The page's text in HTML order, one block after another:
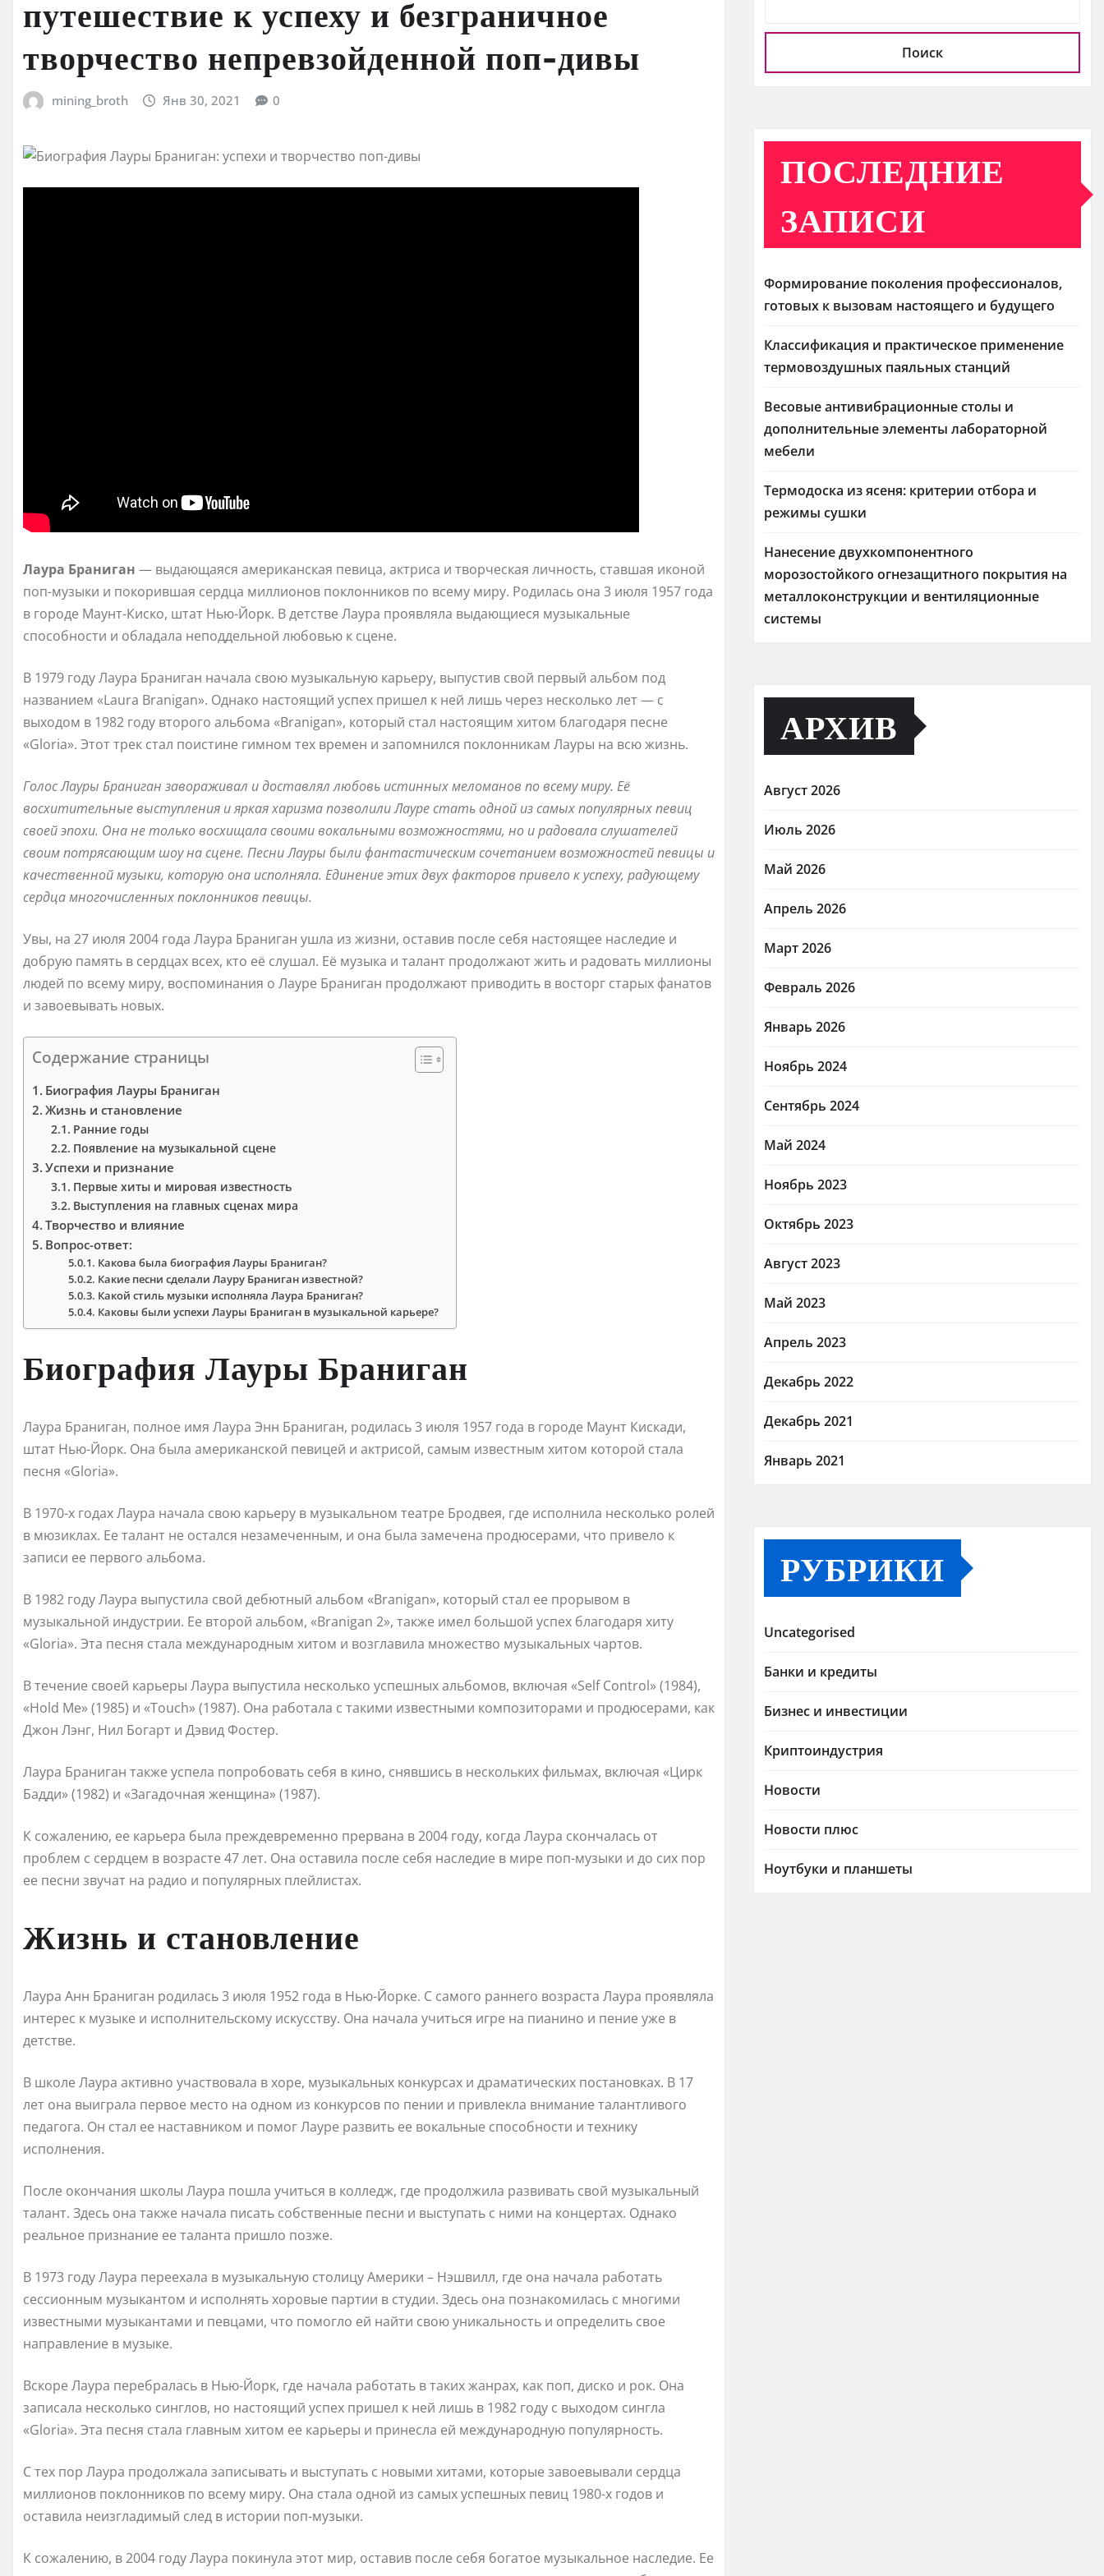
путешествие к успеху и безграничное
творчество непревзойденной поп-дивы
mining_broth Янв 30, 2021 0
Лаура Браниган — выдающаяся американская певица, актриса и творческая личность, ставшая иконой
поп-музыки и покорившая сердца миллионов поклонников по всему миру. Родилась она 3 июля 1957 года
в городе Маунт-Киско, штат Нью-Йорк. В детстве Лаура проявляла выдающиеся музыкальные
способности и обладала неподдельной любовью к сцене.
В 1979 году Лаура Браниган начала свою музыкальную карьеру, выпустив свой первый альбом под
названием «Laura Branigan». Однако настоящий успех пришел к ней лишь через несколько лет — с
выходом в 1982 году второго альбома «Branigan», который стал настоящим хитом благодаря песне
«Gloria». Этот трек стал поистине гимном тех времен и запомнился поклонникам Лауры на всю жизнь.
Голос Лауры Браниган завораживал и доставлял любовь истинных меломанов по всему миру. Её
восхитительные выступления и яркая харизма позволили Лауре стать одной из самых популярных певиц
своей эпохи. Она не только восхищала своими вокальными возможностями, но и радовала слушателей
своим потрясающим шоу на сцене. Песни Лауры были фантастическим сочетанием возможностей певицы и
качественной музыки, которую она исполняла. Единение этих двух факторов привело к успеху, радующему
сердца многочисленных поклонников певицы.
Увы, на 27 июля 2004 года Лаура Браниган ушла из жизни, оставив после себя настоящее наследие и
добрую память в сердцах всех, кто её слушал. Её музыка и талант продолжают жить и радовать миллионы
людей по всему миру, воспоминания о Лауре Браниган продолжают приводить в восторг старых фанатов
и завоевывать новых.
Содержание страницы
Биография Лауры Браниган
Жизнь и становление
Ранние годы
Появление на музыкальной сцене
Успехи и признание
Первые хиты и мировая известность
Выступления на главных сценах мира
Творчество и влияние
Вопрос-ответ:
Какова была биография Лауры Браниган?
Какие песни сделали Лауру Браниган известной?
Какой стиль музыки исполняла Лаура Браниган?
Каковы были успехи Лауры Браниган в музыкальной карьере?
Биография Лауры Браниган
Лаура Браниган, полное имя Лаура Энн Браниган, родилась 3 июля 1957 года в городе Маунт Кискади,
штат Нью-Йорк. Она была американской певицей и актрисой, самым известным хитом которой стала
песня «Gloria».
В 1970-х годах Лаура начала свою карьеру в музыкальном театре Бродвея, где исполнила несколько ролей
в мюзиклах. Ее талант не остался незамеченным, и она была замечена продюсерами, что привело к
записи ее первого альбома.
В 1982 году Лаура выпустила свой дебютный альбом «Branigan», который стал ее прорывом в
музыкальной индустрии. Ее второй альбом, «Branigan 2», также имел большой успех благодаря хиту
«Gloria». Эта песня стала международным хитом и возглавила множество музыкальных чартов.
В течение своей карьеры Лаура выпустила несколько успешных альбомов, включая «Self Control» (1984),
«Hold Me» (1985) и «Touch» (1987). Она работала с такими известными композиторами и продюсерами, как
Джон Лэнг, Нил Богарт и Дэвид Фостер.
Лаура Браниган также успела попробовать себя в кино, снявшись в нескольких фильмах, включая «Цирк
Бадди» (1982) и «Загадочная женщина» (1987).
К сожалению, ее карьера была преждевременно прервана в 2004 году, когда Лаура скончалась от
проблем с сердцем в возрасте 47 лет. Она оставила после себя наследие в мире поп-музыки и до сих пор
ее песни звучат на радио и популярных плейлистах.
Жизнь и становление
Лаура Анн Браниган родилась 3 июля 1952 года в Нью-Йорке. С самого раннего возраста Лаура проявляла
интерес к музыке и исполнительскому искусству. Она начала учиться игре на пианино и пение уже в
детстве.
В школе Лаура активно участвовала в хоре, музыкальных конкурсах и драматических постановках. В 17
лет она выиграла первое место на одном из конкурсов по пении и привлекла внимание талантливого
педагога. Он стал ее наставником и помог Лауре развить ее вокальные способности и технику
исполнения.
После окончания школы Лаура пошла учиться в колледж, где продолжила развивать свой музыкальный
талант. Здесь она также начала писать собственные песни и выступать с ними на концертах. Однако
реальное признание ее таланта пришло позже.
В 1973 году Лаура переехала в музыкальную столицу Америки – Нэшвилл, где она начала работать
сессионным музыкантом и исполнять хоровые партии в студии. Здесь она познакомилась с многими
известными музыкантами и певцами, что помогло ей найти свою уникальность и определить свое
направление в музыке.
Вскоре Лаура перебралась в Нью-Йорк, где начала работать в таких жанрах, как поп, диско и рок. Она
записала несколько синглов, но настоящий успех пришел к ней лишь в 1982 году с выходом сингла
«Gloria». Эта песня стала главным хитом ее карьеры и принесла ей международную популярность.
С тех пор Лаура продолжала записывать и выступать с новыми хитами, которые завоевывали сердца
миллионов поклонников по всему миру. Она стала одной из самых успешных певиц 1980-х годов и
оставила неизгладимый след в истории поп-музыки.
К сожалению, в 2004 году Лаура покинула этот мир, оставив после себя богатое музыкальное наследие. Ее
Поиск
ПОСЛЕДНИЕ
ЗАПИСИ
Формирование поколения профессионалов,
готовых к вызовам настоящего и будущего
Классификация и практическое применение
термовоздушных паяльных станций
Весовые антивибрационные столы и
дополнительные элементы лабораторной
мебели
Термодоска из ясеня: критерии отбора и
режимы сушки
Нанесение двухкомпонентного
морозостойкого огнезащитного покрытия на
металлоконструкции и вентиляционные
системы
АРХИВ
Август 2026
Июль 2026
Май 2026
Апрель 2026
Март 2026
Февраль 2026
Январь 2026
Ноябрь 2024
Сентябрь 2024
Май 2024
Ноябрь 2023
Октябрь 2023
Август 2023
Май 2023
Апрель 2023
Декабрь 2022
Декабрь 2021
Январь 2021
РУБРИКИ
Uncategorised
Банки и кредиты
Бизнес и инвестиции
Криптоиндустрия
Новости
Новости плюс
Ноутбуки и планшеты